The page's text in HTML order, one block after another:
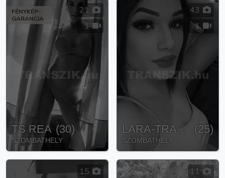
FÉNYKÉP-
GARANCIA
21
1
TS REA (30)
SZOMBATHELY
43
1
LARA-TRANSZNEMŰ (25)
SZOMBATHELY
15 11